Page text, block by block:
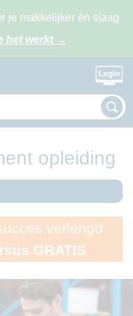
je makkelijker én slaag
het werkt →
opleiding
verlengd
GRATIS